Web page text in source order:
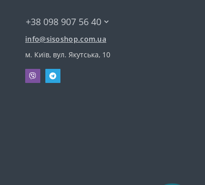
+38 098 907 56 40
info@sisoshop.com.ua
м. Київ, вул. Якутська, 10